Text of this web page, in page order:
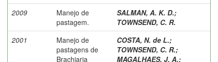
2009
Manejo de
pastagem.
SALMAN, A. K. D.;
TOWNSEND, C. R.
2001
Manejo de
pastagens de
Brachiaria
COSTA, N. de L.;
TOWNSEND, C. R.;
MAGALHAES, J. A.;